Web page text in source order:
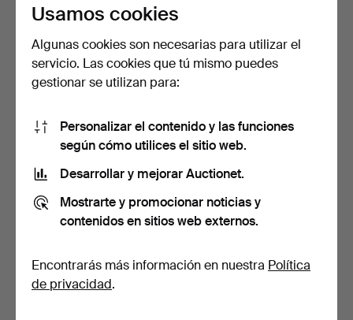
SCHATZ, un reloj de barco,
de la segunda m…
Subastado 28 feb 2024
8 pujas
58 USD
14 k.
Subastado 25 ene 2024
9 pujas
TIRADOR DE RELOJES.
Usamos cookies
Algunas cookies son necesarias para utilizar el
servicio. Las cookies que tú mismo puedes
gestionar se utilizan para:
Personalizar el contenido y las funciones
según cómo utilices el sitio web.
Desarrollar y mejorar Auctionet.
Mostrarte y promocionar noticias y
contenidos en sitios web externos.
Encontrarás más información en nuestra Política
de privacidad.